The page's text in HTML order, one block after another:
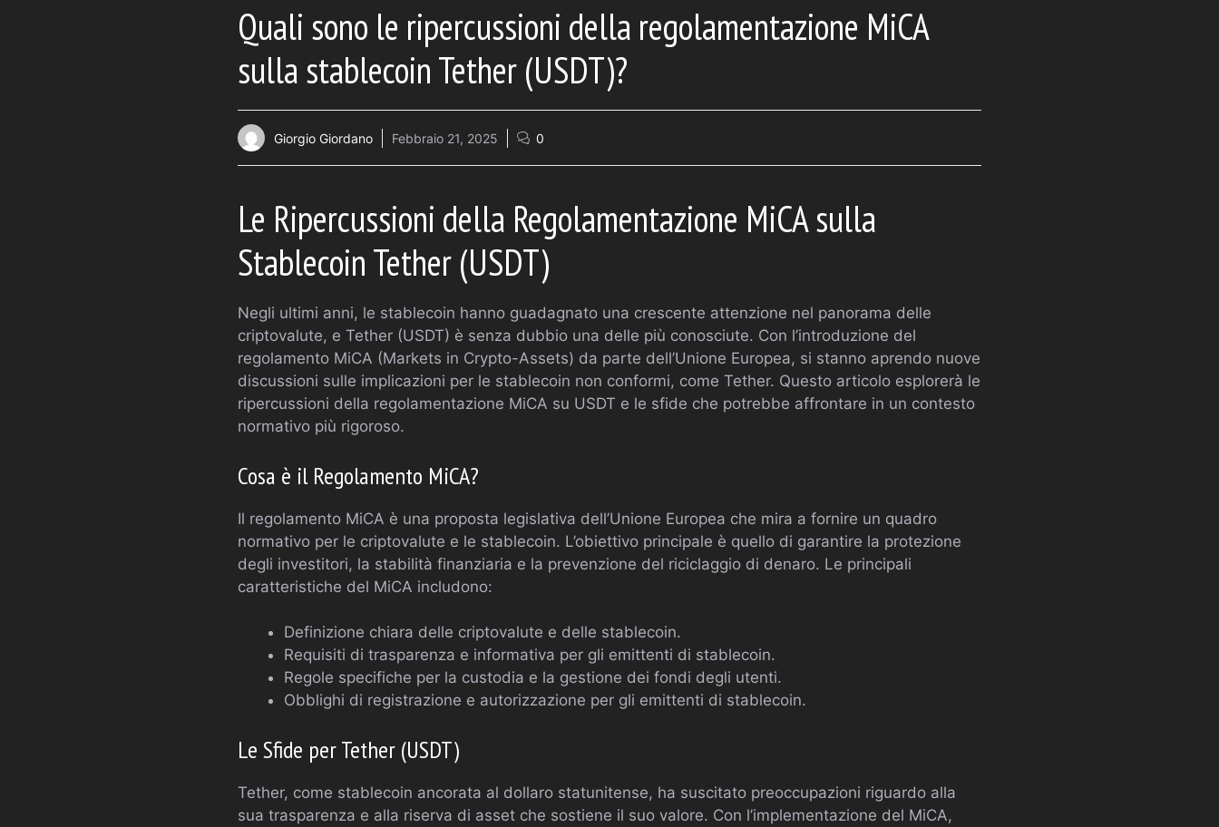
Quali sono le ripercussioni della regolamentazione MiCA
sulla stablecoin Tether (USDT)?
Giorgio Giordano Febbraio 21, 2025 0
Le Ripercussioni della Regolamentazione MiCA sulla
Stablecoin Tether (USDT)
Negli ultimi anni, le stablecoin hanno guadagnato una crescente attenzione nel panorama delle
criptovalute, e Tether (USDT) è senza dubbio una delle più conosciute. Con l’introduzione del
regolamento MiCA (Markets in Crypto-Assets) da parte dell’Unione Europea, si stanno aprendo nuove
discussioni sulle implicazioni per le stablecoin non conformi, come Tether. Questo articolo esplorerà le
ripercussioni della regolamentazione MiCA su USDT e le sfide che potrebbe affrontare in un contesto
normativo più rigoroso.
Cosa è il Regolamento MiCA?
Il regolamento MiCA è una proposta legislativa dell’Unione Europea che mira a fornire un quadro
normativo per le criptovalute e le stablecoin. L’obiettivo principale è quello di garantire la protezione
degli investitori, la stabilità finanziaria e la prevenzione del riciclaggio di denaro. Le principali
caratteristiche del MiCA includono:
Definizione chiara delle criptovalute e delle stablecoin.
Requisiti di trasparenza e informativa per gli emittenti di stablecoin.
Regole specifiche per la custodia e la gestione dei fondi degli utenti.
Obblighi di registrazione e autorizzazione per gli emittenti di stablecoin.
Le Sfide per Tether (USDT)
Tether, come stablecoin ancorata al dollaro statunitense, ha suscitato preoccupazioni riguardo alla
sua trasparenza e alla riserva di asset che sostiene il suo valore. Con l’implementazione del MiCA,